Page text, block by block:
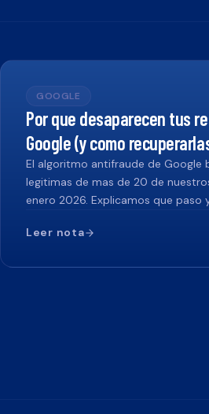
GOOGLE
Por que desaparecen tus
Google (y como
El algoritmo antifraude de Google
legitimas de mas de 20 de
enero 2026. Explicamos que paso
Leer nota